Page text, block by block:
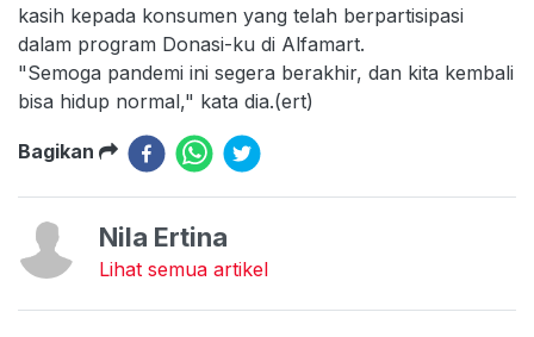
kasih kepada konsumen yang telah berpartisipasi
dalam program Donasi-ku di Alfamart.
"Semoga pandemi ini segera berakhir, dan kita kembali
bisa hidup normal," kata dia.(ert)
Bagikan
Nila Ertina
Lihat semua artikel